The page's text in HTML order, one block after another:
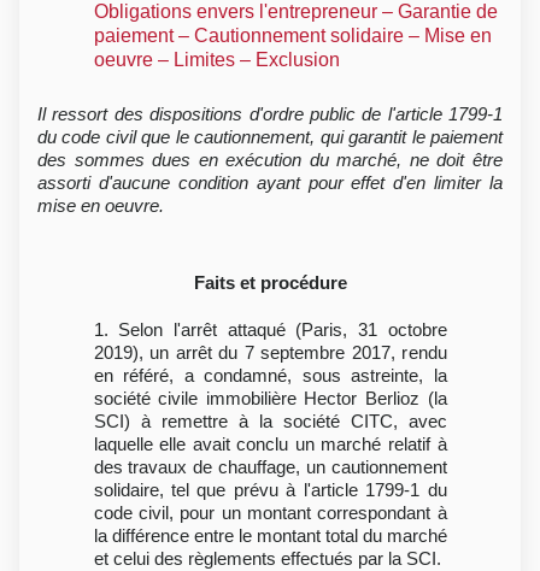
Obligations envers l'entrepreneur – Garantie de
paiement – Cautionnement solidaire – Mise en
oeuvre – Limites – Exclusion
Il ressort des dispositions d'ordre public de l'article 1799-1
du code civil que le cautionnement, qui garantit le paiement
des sommes dues en exécution du marché, ne doit être
assorti d'aucune condition ayant pour effet d'en limiter la
mise en oeuvre.
Faits et procédure
1. Selon l'arrêt attaqué (Paris, 31 octobre
2019), un arrêt du 7 septembre 2017, rendu
en référé, a condamné, sous astreinte, la
société civile immobilière Hector Berlioz (la
SCI) à remettre à la société CITC, avec
laquelle elle avait conclu un marché relatif à
des travaux de chauffage, un cautionnement
solidaire, tel que prévu à l'article 1799-1 du
code civil, pour un montant correspondant à
la différence entre le montant total du marché
et celui des règlements effectués par la SCI.